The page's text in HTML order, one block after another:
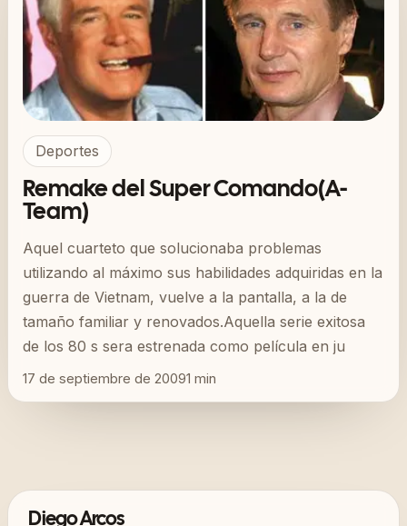
Deportes
Remake del Super Comando(A-
Team)
Aquel cuarteto que solucionaba problemas
utilizando al máximo sus habilidades adquiridas en la
guerra de Vietnam, vuelve a la pantalla, a la de
tamaño familiar y renovados.Aquella serie exitosa
de los 80 s sera estrenada como película en ju
17 de septiembre de 20091 min
Diego Arcos